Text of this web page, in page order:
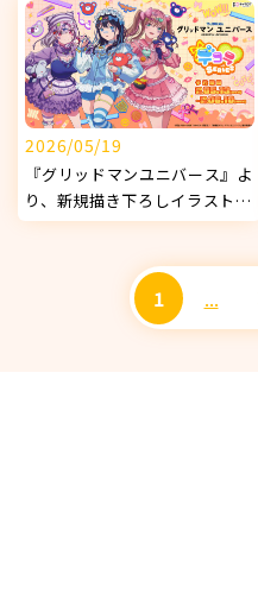
開始!
2026/05/19
『グリッドマンユニバース』よ
り、新規描き下ろしイラストを
使用したオリジナルグッズが発
1 ...